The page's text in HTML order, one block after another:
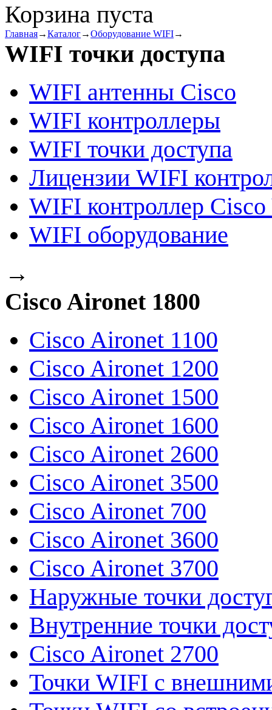
Корзина пуста
Главная→Каталог→Оборудование WIFI→
WIFI точки доступа
WIFI антенны Cisco
WIFI контроллеры
WIFI точки доступа
Лицензии WIFI
WIFI контроллер
WIFI оборудование
→
Cisco Aironet 1800
Cisco Aironet 1100
Cisco Aironet 1200
Cisco Aironet 1500
Cisco Aironet 1600
Cisco Aironet 2600
Cisco Aironet 3500
Cisco Aironet 700
Cisco Aironet 3600
Cisco Aironet 3700
Наружные точки
Внутренние точки
Cisco Aironet 2700
Точки WIFI с